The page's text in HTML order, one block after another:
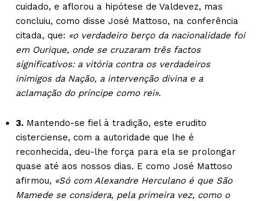
cuidado, e aflorou a hipótese de Valdevez, mas
concluiu, como disse José Mattoso, na conferência
citada, que: «o verdadeiro berço da nacionalidade foi
em Ourique, onde se cruzaram três factos
significativos: a vitória contra os verdadeiros
inimigos da Nação, a intervenção divina e a
aclamação do príncipe como rei».
3. Mantendo-se fiel à tradição, este erudito
cisterciense, com a autoridade que lhe é
reconhecida, deu-lhe força para ela se prolongar
quase até aos nossos dias. E como José Mattoso
afirmou, «Só com Alexandre Herculano é que São
Mamede se considera, pela primeira vez, como o